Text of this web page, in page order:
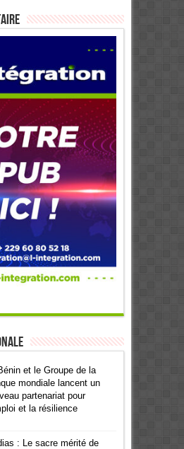
et le Groupe de la
mondiale lancent un
partenariat pour
et la résilience
: Le sacre mérité de